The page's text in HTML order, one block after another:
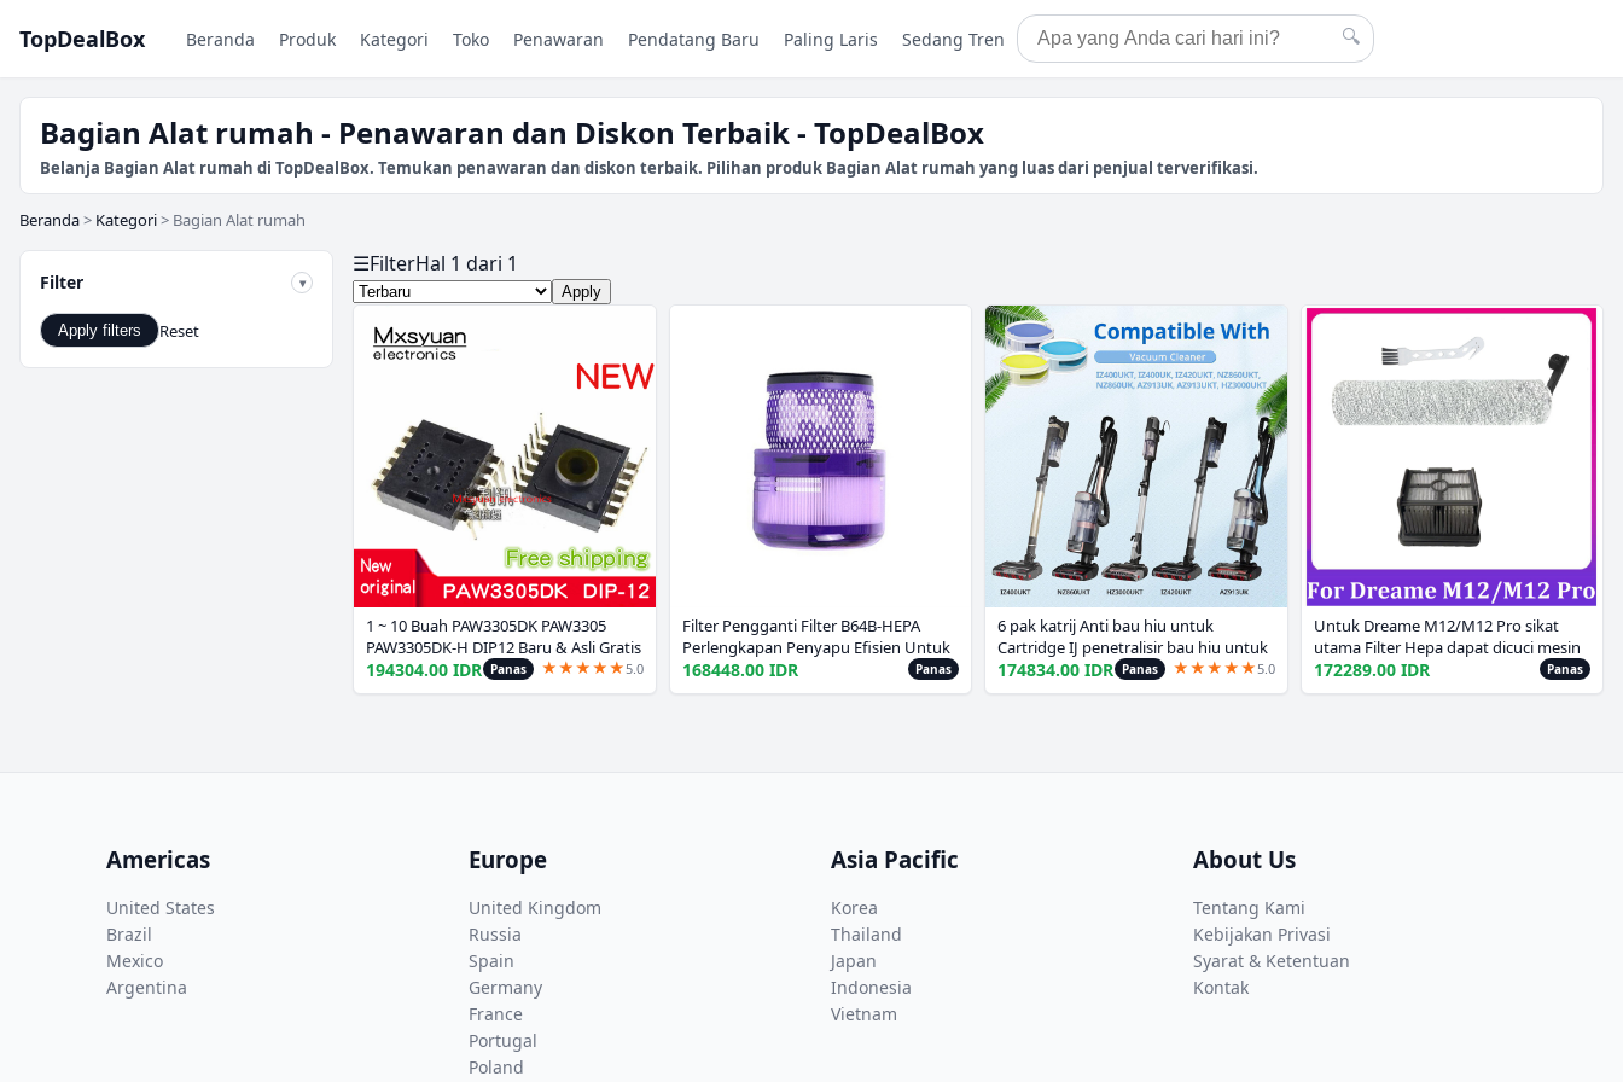
TopDealBox Beranda Produk Kategori Toko Penawaran Pendatang Baru Paling Laris Sedang Tren 🔍
Bagian Alat rumah - Penawaran dan Diskon Terbaik - TopDealBox
Belanja Bagian Alat rumah di TopDealBox. Temukan penawaran dan diskon terbaik. Pilihan produk Bagian Alat rumah yang luas dari penjual terverifikasi.
Beranda> Kategori> Bagian Alat rumah
Filter
Apply filters Reset
☰FilterHal 1 dari 1
Apply
1 ~ 10 Buah PAW3305DK PAW3305
PAW3305DK-H DIP12 Baru & Asli Gratis
Pengiriman
194304.00 IDR Panas ★★★★★5.0
Filter Pengganti Filter B64B-HEPA
Perlengkapan Penyapu Efisien Untuk
Pembersihan Rumah Tangga
168448.00 IDR Panas
6 pak katrij Anti bau hiu untuk
Cartridge IJ penetralisir bau hiu untuk
hiu HZ3002 IZ862H IZ562H AZ3002
suku cadang Penyedot Debu
174834.00 IDR Panas ★★★★★5.0
Untuk Dreame M12/M12 Pro sikat
utama Filter Hepa dapat dicuci mesin
lantai cuci vakum Cleanner suku
cadang pengganti
172289.00 IDR Panas
Americas
United States
Brazil
Mexico
Argentina
Europe
United Kingdom
Russia
Spain
Germany
France
Portugal
Poland
Asia Pacific
Korea
Thailand
Japan
Indonesia
Vietnam
About Us
Tentang Kami
Kebijakan Privasi
Syarat & Ketentuan
Kontak